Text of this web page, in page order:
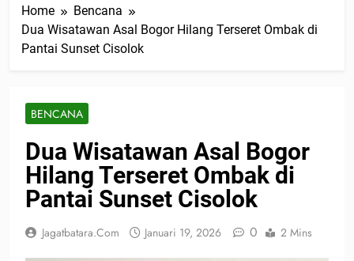
Home
Bencana
Dua Wisatawan Asal Bogor Hilang Terseret Ombak di
Pantai Sunset Cisolok
BENCANA
Dua Wisatawan Asal Bogor
Hilang Terseret Ombak di
Pantai Sunset Cisolok
Jagatbatara.com Januari 19, 2026 0 2 Mins